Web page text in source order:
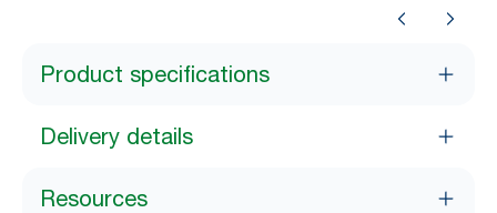
Product specifications
Delivery details
Resources